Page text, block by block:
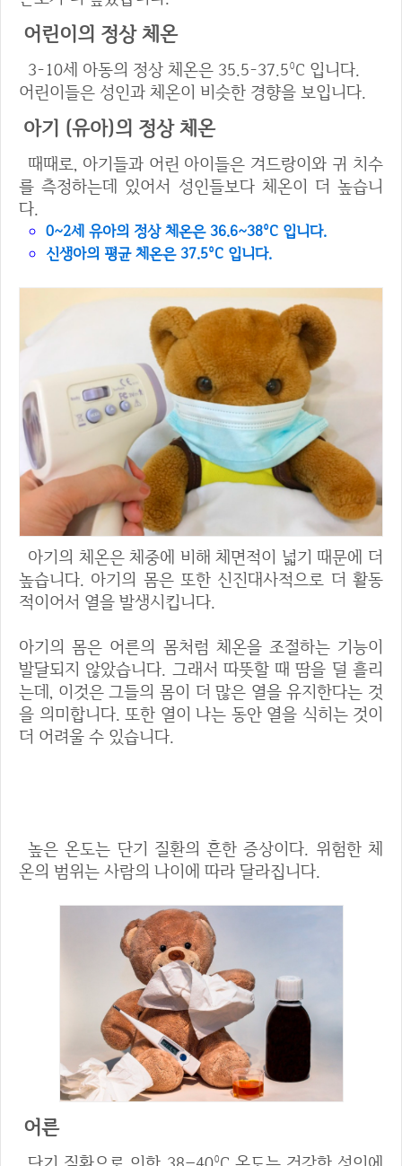
어린이의 정상 체온
3-10세 아동의 정상 체온은 35.5-37.5°C 입니다.
어린이들은 성인과 체온이 비슷한 경향을 보입니다.
아기 (유아)의 정상 체온
때때로, 아기들과 어린 아이들은 겨드랑이와 귀 치수
를 측정하는데 있어서 성인들보다 체온이 더 높습니
다.
0~2세 유아의 정상 체온은 36.6~38°C 입니다.
신생아의 평균 체온은 37.5°C 입니다.
아기의 체온은 체중에 비해 체면적이 넓기 때문에 더
높습니다. 아기의 몸은 또한 신진대사적으로 더 활동
적이어서 열을 발생시킵니다.
아기의 몸은 어른의 몸처럼 체온을 조절하는 기능이
발달되지 않았습니다. 그래서 따뜻할 때 땀을 덜 흘리
는데, 이것은 그들의 몸이 더 많은 열을 유지한다는 것
을 의미합니다. 또한 열이 나는 동안 열을 식히는 것이
더 어려울 수 있습니다.
높은 온도는 단기 질환의 흔한 증상이다. 위험한 체
온의 범위는 사람의 나이에 따라 달라집니다.
어른